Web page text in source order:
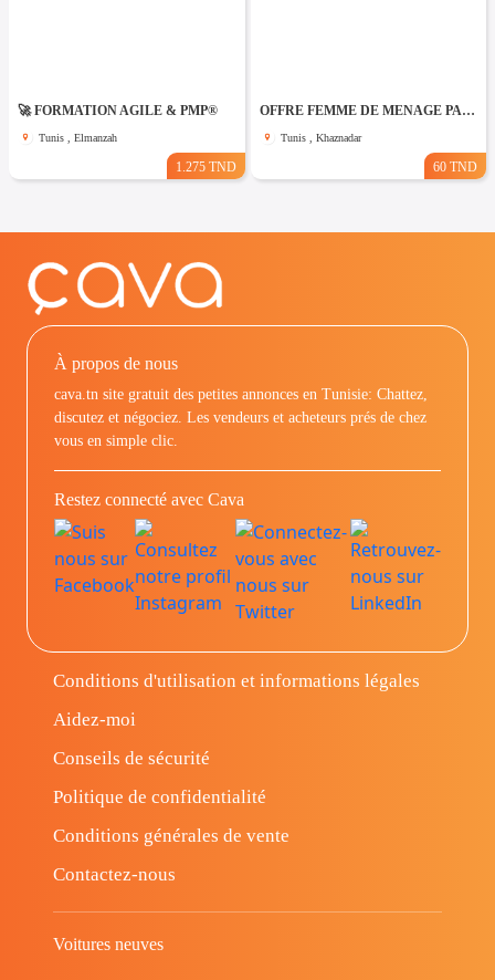
🚀 FORMATION AGILE & PMP®
Tunis , Elmanzah
1.275 TND
OFFRE FEMME DE MENAGE PAR JOUR A khaznadar
Tunis , Khaznadar
60 TND
À propos de nous
cava.tn site gratuit des petites annonces en Tunisie: Chattez,
discutez et négociez. Les vendeurs et acheteurs prés de chez
vous en simple clic.
Restez connecté avec Cava
Conditions d'utilisation et informations légales
Aidez-moi
Conseils de sécurité
Politique de confidentialité
Conditions générales de vente
Contactez-nous
Voitures neuves